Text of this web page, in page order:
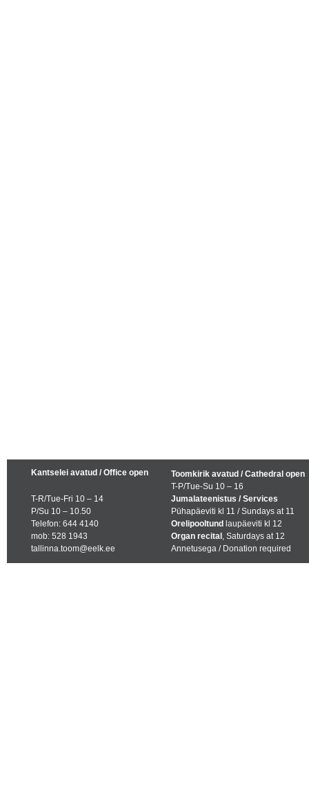
Kantselei avatud / Office open
T-R/Tue-Fri 10 – 14
P/Su 10 – 10.50
Telefon: 644 4140
mob: 528 1943
tallinna.toom@eelk.ee
Toomkirik avatud / Cathedral open
T-P/Tue-Su 10 – 16
Jumalateenistus / Services
Pühapäeviti kl 11 / Sundays at 11
Orelipooltund laupäeviti kl 12
Organ recital , Saturdays at 12
Annetusega / Donation required